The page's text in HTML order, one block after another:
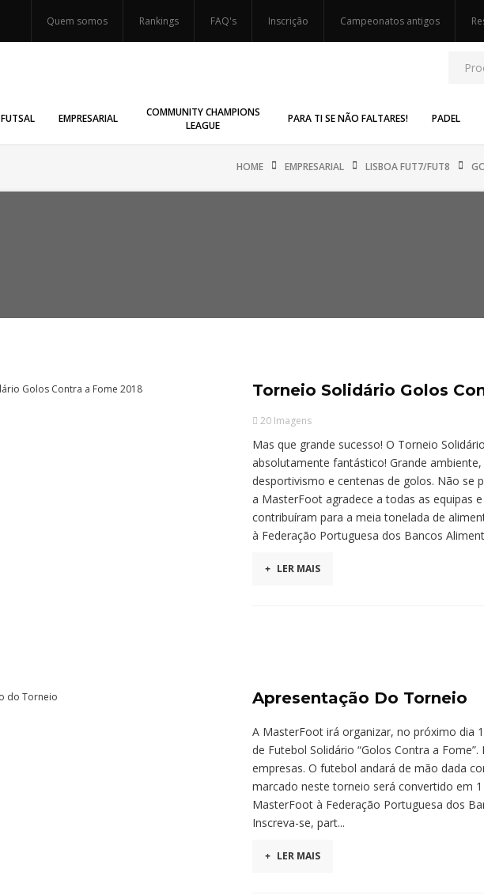
Quem somos Rankings FAQ's Inscrição Campeonatos antigos
FUTSAL EMPRESARIAL
COMMUNITY CHAMPIONS
LEAGUE
PARA TI SE NÃO FALTARES! PADEL
HOME EMPRESARIAL LISBOA FUT7/FUT8
Torneio Solidário Golos
20 Imagens
Mas que grande sucesso! O Torneio
absolutamente fantástico! Grande
desportivismo e centenas de golos. Não se
a MasterFoot agradece a todas as equipas
contribuíram para a meia tonelada de
à Federação Portuguesa dos Bancos
+ LER MAIS
Apresentação Do Torneio
A MasterFoot irá organizar, no próximo dia
de Futebol Solidário “Golos Contra a
empresas. O futebol andará de mão dada
marcado neste torneio será convertido em
MasterFoot à Federação Portuguesa dos
Inscreva-se, part...
+ LER MAIS